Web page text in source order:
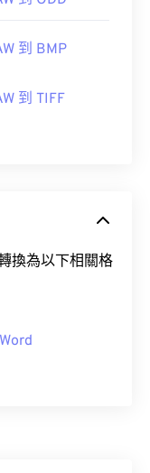
到 BMP
到 TIFF
換為以下相關格